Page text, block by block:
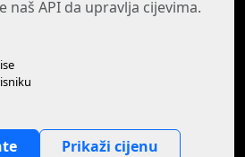
API da upravlja cijevima.
Prikaži cijenu